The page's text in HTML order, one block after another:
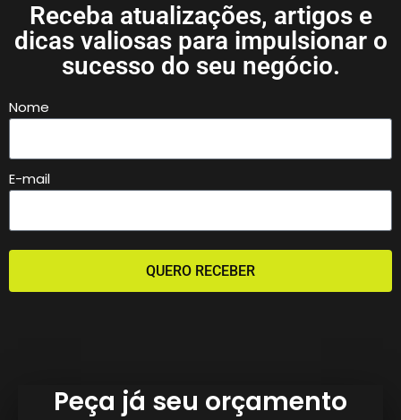
Receba atualizações, artigos e
dicas valiosas para impulsionar o
sucesso do seu negócio.
Nome
E-mail
QUERO RECEBER
Peça já seu orçamento